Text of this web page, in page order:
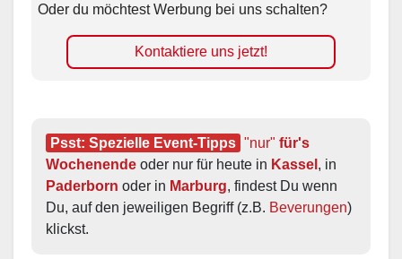
Oder du möchtest Werbung bei uns schalten?
Kontaktiere uns jetzt!
Psst: Spezielle Event-Tipps "nur" für's
Wochenende oder nur für heute in Kassel
Paderborn oder in Marburg, findest Du wenn
Du, auf den jeweiligen Begriff (z.B. Beverungen)
klickst.